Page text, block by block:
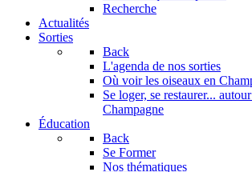
Recherche
Actualités
Sorties
Back
L'agenda de nos sorties
Où voir les oiseaux en
Se loger, se restaurer...
Champagne
Éducation
Back
Se Former
Nos thématiques